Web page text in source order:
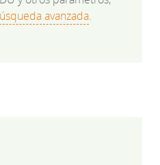
avanzada.